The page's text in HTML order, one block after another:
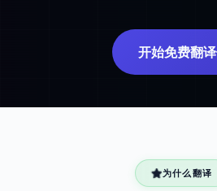
开始免费翻译
为什么翻译